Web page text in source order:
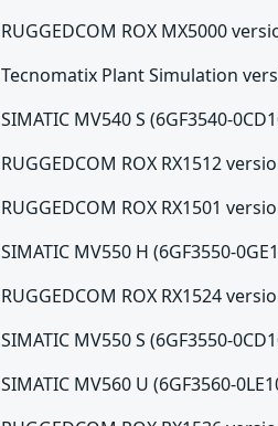
RUGGEDCOM ROX MX5000
Tecnomatix Plant Simulation
SIMATIC MV540 S (6GF3540-
RUGGEDCOM ROX RX1512
RUGGEDCOM ROX RX1501
SIMATIC MV550 H (6GF3550-
RUGGEDCOM ROX RX1524
SIMATIC MV550 S (6GF3550-
SIMATIC MV560 U (6GF3560-